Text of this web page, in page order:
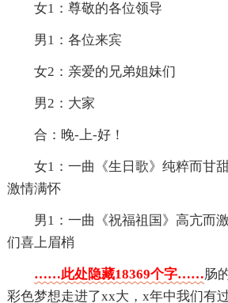
女1：尊敬的各位领导
男1：各位来宾
女2：亲爱的兄弟姐妹们
男2：大家
合：晚-上-好！
女1：一曲《生日歌》纯粹而甘
激情满怀
男1：一曲《祝福祖国》高亢而
们喜上眉梢
……此处隐藏18369个字……肠
彩色梦想走进了xx大，x年中我们有